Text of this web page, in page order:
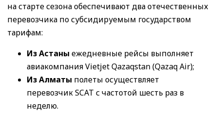
на старте сезона обеспечивают два отечественных
перевозчика по субсидируемым государством
тарифам:
Из Астаны ежедневные рейсы выполняет
авиакомпания Vietjet Qazaqstan (Qazaq Air);
Из Алматы полеты осуществляет
перевозчик SCAT с частотой шесть раз в
неделю.